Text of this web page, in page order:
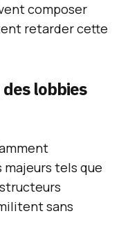
composer
retarder cette
lobbies
tels que
sans